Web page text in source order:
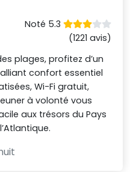
Noté 5.3
(1221 avis)
plages, profitez d’un
confort essentiel
Wi-Fi gratuit,
à volonté vous
aux trésors du Pays